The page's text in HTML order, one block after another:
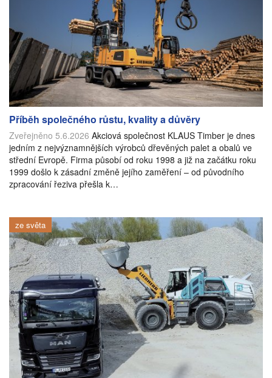
Příběh společného růstu, kvality a důvěry
Zveřejněno 5.6.2026 Akciová společnost KLAUS Timber je dnes
jedním z nejvýznamnějších výrobců dřevěných palet a obalů ve
střední Evropě. Firma působí od roku 1998 a již na začátku roku
1999 došlo k zásadní změně jejího zaměření – od původního
zpracování řeziva přešla k…
ze světa